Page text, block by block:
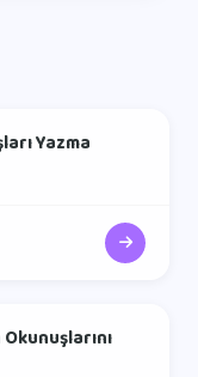
Yazma
Okunuşlarını